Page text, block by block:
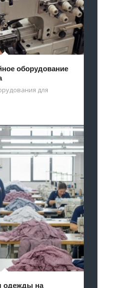
оборудование
для
одежды на